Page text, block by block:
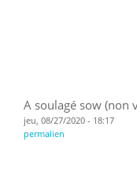
A soulagé sow (non
jeu, 08/27/2020 - 18:17
permalien